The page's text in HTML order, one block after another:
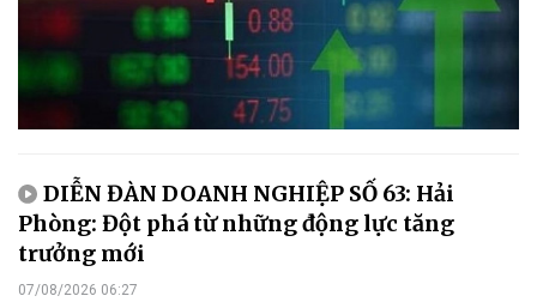
DIỄN ĐÀN DOANH NGHIỆP SỐ 63: Hải
Phòng: Đột phá từ những động lực tăng
trưởng mới
07/08/2026 06:27